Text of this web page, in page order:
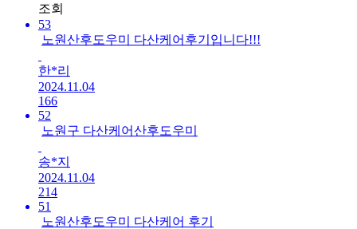
조회
53
노원산후도우미 다산케어후기입니다!!!
한*리
2024.11.04
166
52
노원구 다산케어산후도우미
송*지
2024.11.04
214
51
노원산후도우미 다산케어 후기